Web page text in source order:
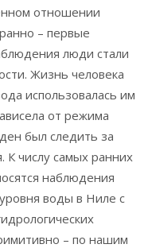
отношении
– первые
люди стали
Жизнь человека
использовалась им
от режима
был следить за
числу самых ранних
наблюдения
воды в Ниле с
– по нашим